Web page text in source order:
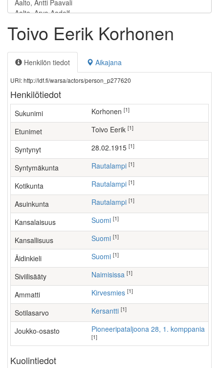
Toivo Eerik Korhonen
Henkilön tiedot Aikajana
URI: http://ldf.fi/warsa/actors/person_p277620
Henkilötiedot
Sukunimi Korhonen [1]
Etunimet Toivo Eerik [1]
Syntynyt 28.02.1915 [1]
Syntymäkunta Rautalampi [1]
Kotikunta Rautalampi [1]
Asuinkunta Rautalampi [1]
Kansalaisuus Suomi [1]
Kansallisuus Suomi [1]
Äidinkieli Suomi [1]
Siviilisääty Naimisissa [1]
Ammatti kirvesmies [1]
Sotilasarvo Kersantti [1]
Joukko-osasto Pioneeripataljoona 28, 1. komppania
[1]
Kuolintiedot